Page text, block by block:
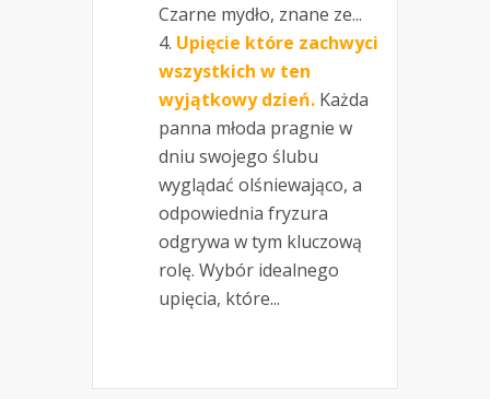
Czarne mydło, znane ze...
Upięcie które zachwyci
wszystkich w ten
wyjątkowy dzień. Każda
panna młoda pragnie w
dniu swojego ślubu
wyglądać olśniewająco, a
odpowiednia fryzura
odgrywa w tym kluczową
rolę. Wybór idealnego
upięcia, które...